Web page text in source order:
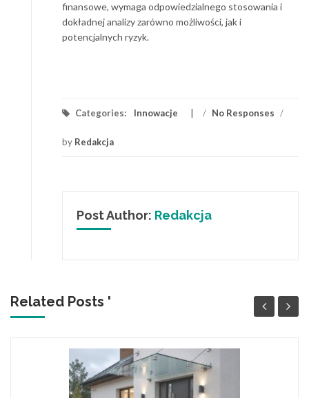
finansowe, wymaga odpowiedzialnego stosowania i
dokładnej analizy zarówno możliwości, jak i
potencjalnych ryzyk.
Categories: Innowacje / No Responses /
by Redakcja
Post Author: Redakcja
Related Posts '